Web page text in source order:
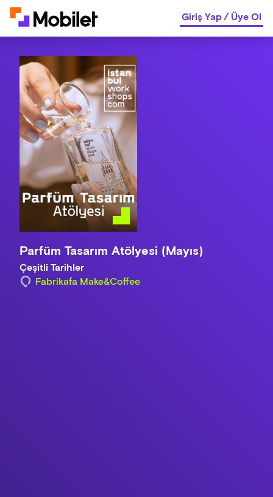
Giriş Yap/Üye Ol
Parfüm Tasarım Atölyesi (Mayıs)
Çeşitli Tarihler
Fabrikafa Make&Coffee